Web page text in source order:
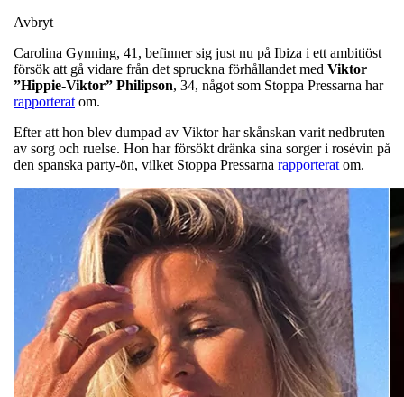
Avbryt
Carolina Gynning, 41, befinner sig just nu på Ibiza i ett ambitiöst
försök att gå vidare från det spruckna förhållandet med Viktor
”Hippie-Viktor” Philipson, 34, något som Stoppa Pressarna har
rapporterat om.
Efter att hon blev dumpad av Viktor har skånskan varit nedbruten
av sorg och ruelse. Hon har försökt dränka sina sorger i rosévin på
den spanska party-ön, vilket Stoppa Pressarna rapporterat om.